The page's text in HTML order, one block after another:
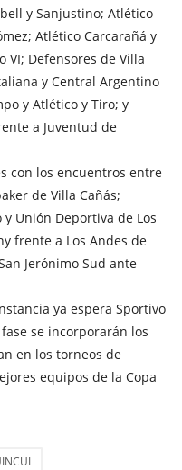
y Sanjustino; Atlético
Atlético Carcarañá y
VI; Defensores de Villa
y Central Argentino
y Atlético y Tiro; y
a Juventud de
con los encuentros entre
de Villa Cañás;
Unión Deportiva de Los
frente a Los Andes de
Jerónimo Sud ante
ya espera Sportivo
se incorporarán los
en los torneos de
equipos de la Copa